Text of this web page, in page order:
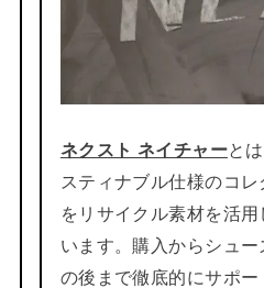
ネクスト ネイチャーと
スティナブル仕様のコ
をリサイクル素材を活
います。購入からシュ
の後まで徹底的にサポ